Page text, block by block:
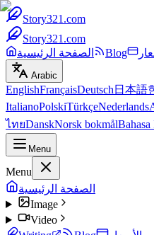
Story321.com
Story321.com
الصفحة الرئيسية
Blog
Arabic
EnglishFrançaisDeutsch 日本語
ItalianoPolskiTürkçeNederlands
ไทยDanskNorsk bokmålBahasa
Menu
Menu
الصفحة الرئيسية
Image
Video